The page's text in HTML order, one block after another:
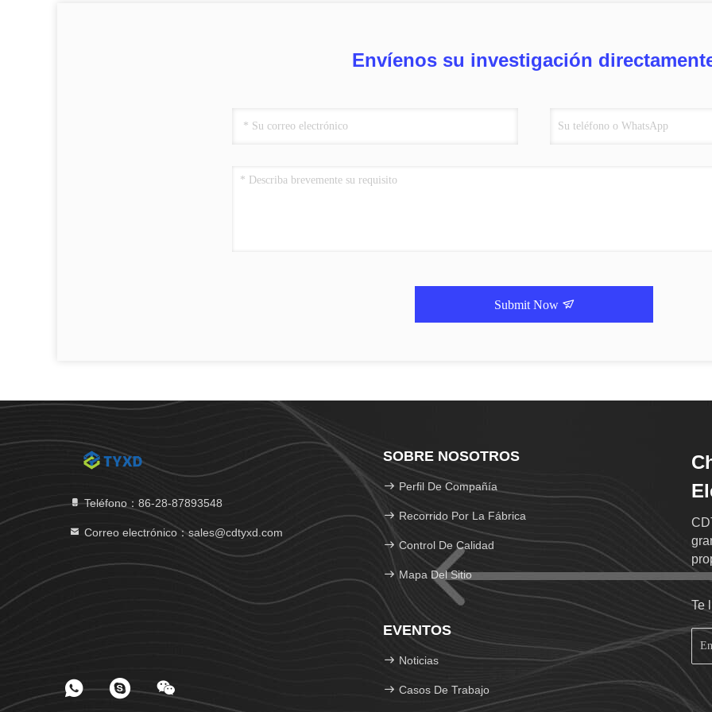
Envíenos su investigación
Submit Now
Teléfono：86-28-87893548
Correo electrónico：sales@cdtyxd.com
SOBRE NOSOTROS
Perfil De Compañía
Recorrido Por La Fábrica
Control De Calidad
Mapa Del Sitio
EVENTOS
Noticias
Casos De Trabajo
Te